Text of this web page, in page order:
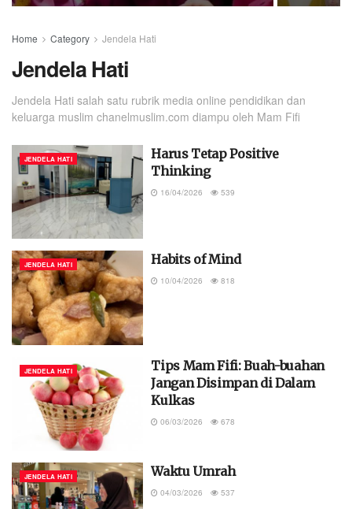
Home Category Jendela Hati
Jendela Hati
Jendela Hati salah satu rubrik media online pendidikan dan
keluarga muslim chanelmuslim.com diampu oleh Mam Fifi
JENDELA HATI
Harus Tetap Positive
Thinking
16/04/2026 539
JENDELA HATI Habits of Mind
10/04/2026 818
JENDELA HATI
Tips Mam Fifi: Buah-buahan
Jangan Disimpan di Dalam
Kulkas
06/03/2026 678
JENDELA HATI Waktu Umrah
04/03/2026 537